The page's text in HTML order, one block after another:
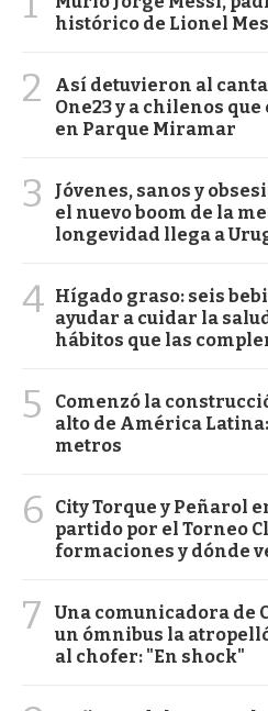
histórico de Lionel
2
Así detuvieron al
One23 y a chilenos
en Parque Miramar
3
Jóvenes, sanos y
el nuevo boom de la
longevidad llega a
4 Hígado graso: seis
ayudar a cuidar la
hábitos que las
5
Comenzó la
alto de América
metros
6
City Torque y Peñarol
partido por el Torneo
formaciones y dónde
7
Una comunicadora de
un ómnibus la
al chofer: "En shock"